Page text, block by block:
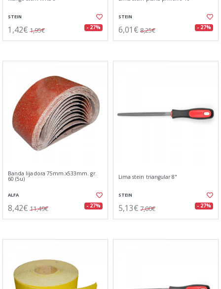
STEIN
1,42€ 1,95€ - 27%
STEIN
6,01€ 8,25€ - 27%
Banda lijadora 75mm.x533mm. gr.
60 (5u)
ALFA
8,42€ 11,49€ - 27%
Lima stein triangular 8"
STEIN
5,13€ 7,00€ - 27%